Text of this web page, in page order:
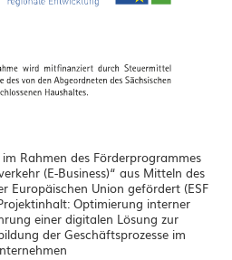
Rahmen des Förderprogrammes
(E-Business)“ aus Mitteln des
Europäischen Union gefördert (ESF
Optimierung interner
einer digitalen Lösung zur
der Geschäftsprozesse im